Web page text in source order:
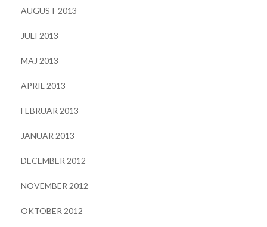
AUGUST 2013
JULI 2013
MAJ 2013
APRIL 2013
FEBRUAR 2013
JANUAR 2013
DECEMBER 2012
NOVEMBER 2012
OKTOBER 2012